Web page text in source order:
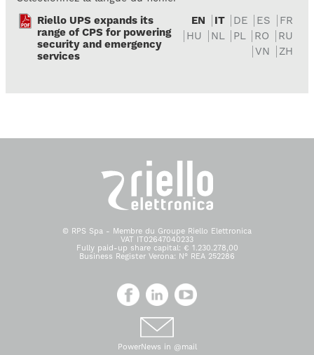
Riello UPS expands its
range of CPS for powering
security and emergency
services
EN IT DE ES
FR
HU
NL PL RO
RU
VN
ZH
© RPS Spa - Membre du Groupe Riello Elettronica
VAT IT02647040233
Fully paid-up share capital: € 1.230.278,00
Business Register Verona: N° REA 252286
PowerNews in @mail